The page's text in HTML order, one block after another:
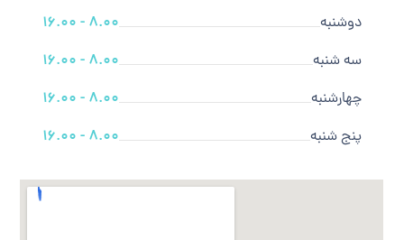
دوشنبه
8.00 - 16.00
سه شنبه
8.00 - 16.00
چهارشنبه
8.00 - 16.00
پنج شنبه
8.00 - 16.00